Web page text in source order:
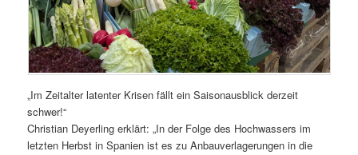
„Im Zeitalter latenter Krisen fällt ein Saisonausblick derzeit
schwer!“
Christian Deyerling erklärt: „In der Folge des Hochwassers im
letzten Herbst in Spanien ist es zu Anbauverlagerungen in die